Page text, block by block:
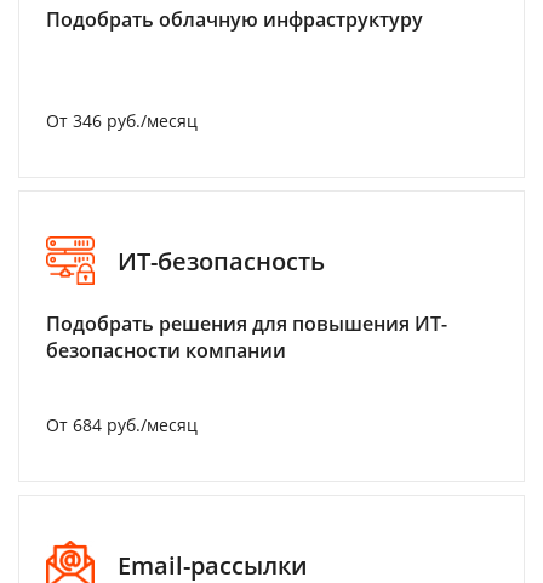
Подобрать облачную инфраструктуру
От 346 руб./месяц
ИТ-безопасность
Подобрать решения для повышения ИТ-
безопасности компании
От 684 руб./месяц
Email-рассылки